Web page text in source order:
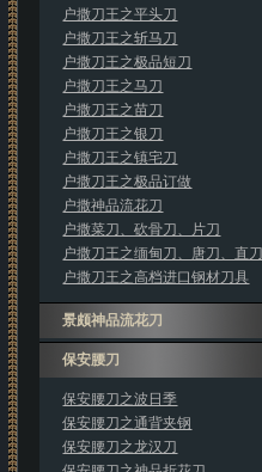
户撒刀王之平头刀
户撒刀王之斩马刀
户撒刀王之极品短刀
户撒刀王之马刀
户撒刀王之苗刀
户撒刀王之银刀
户撒刀王之镇宅刀
户撒刀王之极品订做
户撒神品流花刀
户撒菜刀、砍骨刀、片刀
户撒刀王之缅甸刀、唐刀、直刀
户撒刀王之高档进口钢材刀具
景颇神品流花刀
保安腰刀
保安腰刀之波日季
保安腰刀之通背夹钢
保安腰刀之龙汉刀